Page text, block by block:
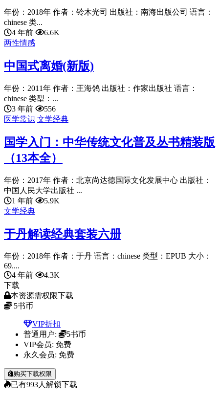
年份：2018年 作者：铃木光司 出版社：南海出版公司 语言：
chinese 类...
4 年前
6.6K
两性情感
中国式离婚(新版)
年份：2011年 作者：王海鸰 出版社：作家出版社 语言：
chinese 类型：...
3 年前
556
医学常识 文学经典
国学入门：中华传统文化普及丛书精装版
（13本全）
年份：2017年 作者：北京尚达德国际文化发展中心 出版社：
中国人民大学出版社 ...
1 年前
5.9K
文学经典
于丹解读经典套装六册
年份：2018年 作者：于丹 语言：chinese 类型：EPUB 大小：
69....
4 年前
4.3K
下载
本资源需权限下载
5书币
VIP折扣
普通用户:
5书币
VIP会员: 免费
永久会员: 免费
购买下载权限
已有993人解锁下载